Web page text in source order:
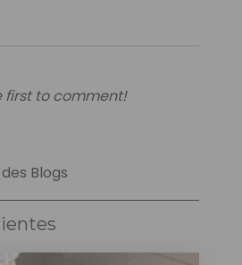
first to comment!
Blogs